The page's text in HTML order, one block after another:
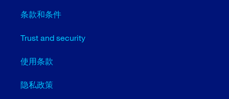
条款和条件
Trust and security
使用条款
隐私政策